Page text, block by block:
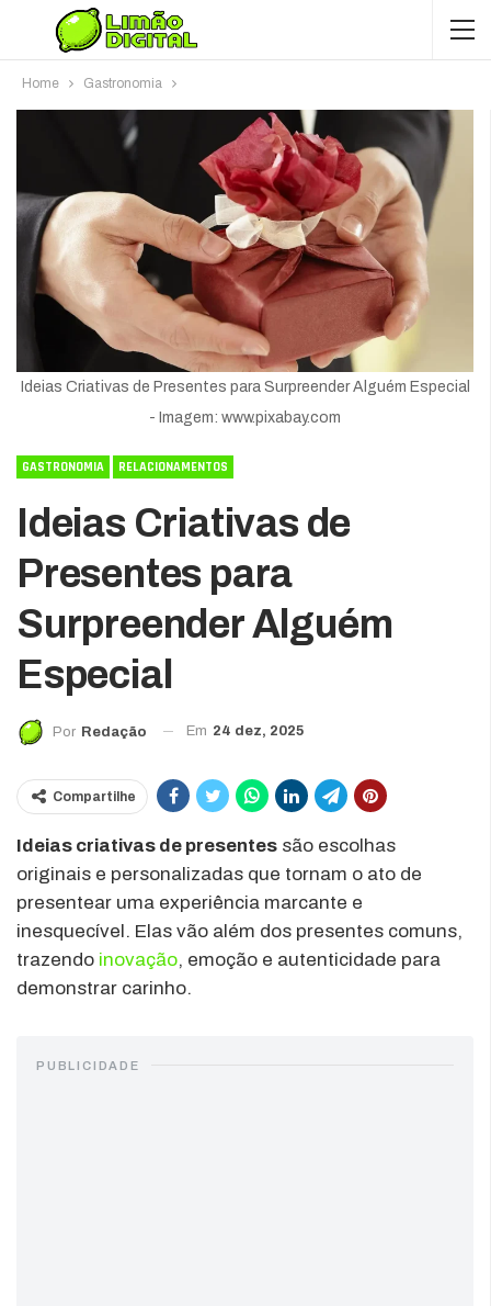
Home Gastronomia
Ideias Criativas de Presentes para Surpreender Alguém Especial
- Imagem: www.pixabay.com
GASTRONOMIA RELACIONAMENTOS
Ideias Criativas de
Presentes para
Surpreender Alguém
Especial
Por Redação Em 24 dez, 2025
Compartilhe
Ideias criativas de presentes são escolhas
originais e personalizadas que tornam o ato de
presentear uma experiência marcante e
inesquecível. Elas vão além dos presentes comuns,
trazendo inovação, emoção e autenticidade para
demonstrar carinho.
PUBLICIDADE